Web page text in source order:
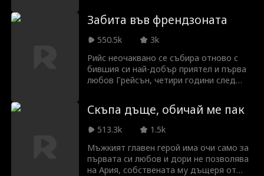
усеща ли Уил същото?
пристига и не открива майка си, той
избухва в гняв и се заклева да я намери
на всяка цена!
Забита във френдзоната
550.5k
3k
Рийс неочаквано се събира отново с
бившия си най-добър приятел и първа
любов Грейсън, четири години след
съгласява да се престори на негово
гадже за сватбата на сестра му. Но
когато старите чувства заплашват да
се появят отново, Рийс трябва да реши
дали да даде шанс на истинската
любов с риск миналото да се повтори.
Скъпа дъще, обичай ме пак
513.3k
1.5k
Мъжкият главен герой има очи само за
първата си любов и дори не позволява
на Ария, собствената му дъщеря от